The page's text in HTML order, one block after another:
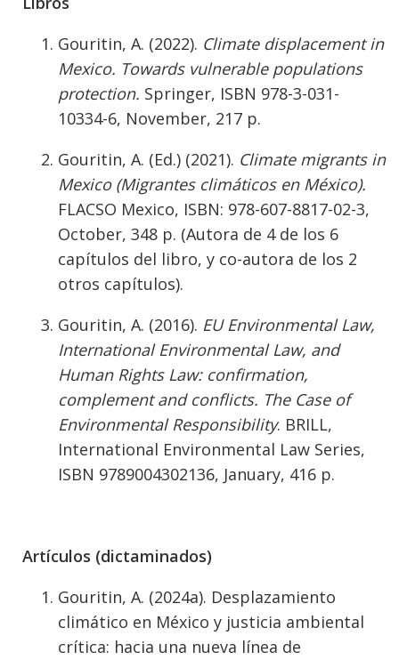
Gouritin, A. (2022). Climate displacement in
Mexico. Towards vulnerable populations
protection. Springer, ISBN 978-3-031-
10334-6, November, 217 p.
Gouritin, A. (Ed.) (2021). Climate migrants in
Mexico (Migrantes climáticos en México).
FLACSO Mexico, ISBN: 978-607-8817-02-3,
October, 348 p. (Autora de 4 de los 6
capítulos del libro, y co-autora de los 2
otros capítulos).
Gouritin, A. (2016). EU Environmental Law,
International Environmental Law, and
Human Rights Law: confirmation,
complement and conflicts. The Case of
Environmental Responsibility. BRILL,
International Environmental Law Series,
ISBN 9789004302136, January, 416 p.
Artículos (dictaminados)
Gouritin, A. (2024a). Desplazamiento
climático en México y justicia ambiental
crítica: hacia una nueva línea de